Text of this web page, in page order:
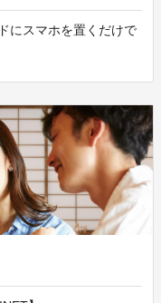
にスマホを置くだけで